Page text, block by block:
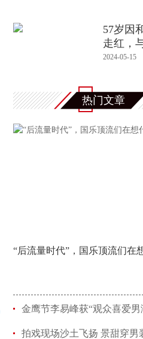
57岁因
走红，
2年无绯
2024-05-15
热门文章
“后流量时代”，国乐顶流们在
拍戏现场沙土飞扬 景甜穿男